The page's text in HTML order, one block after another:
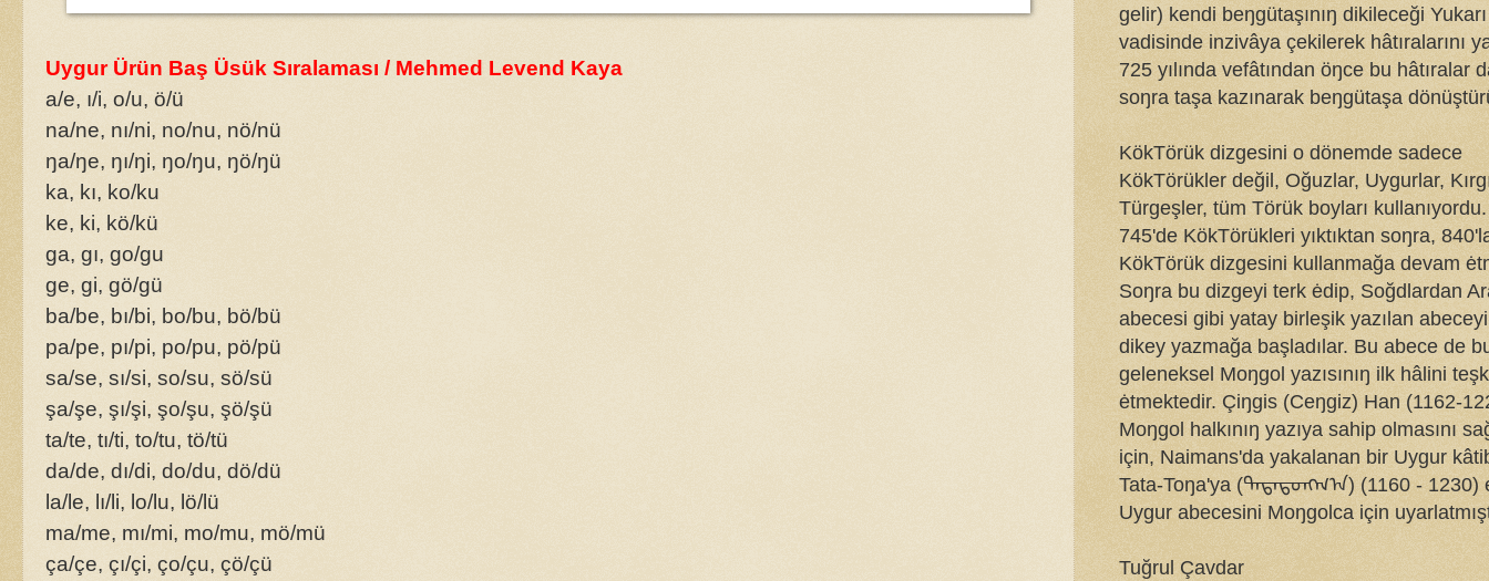
Uygur Ürün Baş Üsük Sıralaması / Mehmed Levend Kaya
a/e, ı/i, o/u, ö/ü
na/ne, nı/ni, no/nu, nö/nü
ŋa/ŋe, ŋı/ŋi, ŋo/ŋu, ŋö/ŋü
ka, kı, ko/ku
ke, ki, kö/kü
ga, gı, go/gu
ge, gi, gö/gü
ba/be, bı/bi, bo/bu, bö/bü
pa/pe, pı/pi, po/pu, pö/pü
sa/se, sı/si, so/su, sö/sü
şa/şe, şı/şi, şo/şu, şö/şü
ta/te, tı/ti, to/tu, tö/tü
da/de, dı/di, do/du, dö/dü
la/le, lı/li, lo/lu, lö/lü
ma/me, mı/mi, mo/mu, mö/mü
ça/çe, çı/çi, ço/çu, çö/çü
gelir) kendi beŋgütaşınıŋ dikileceği
vadisinde inzivâya çekilerek hâtıralarını
725 yılında vefâtından öŋce bu hâtıralar
soŋra taşa kazınarak beŋgütaşa
KökTörük dizgesini o dönemde sadece
KökTörükler değil, Oğuzlar, Uygurlar,
Türgeşler, tüm Törük boyları
745'de KökTörükleri yıktıktan soŋra,
KökTörük dizgesini kullanmağa devam
Soŋra bu dizgeyi terk ėdip, Soğdlardan
abecesi gibi yatay birleşik yazılan abeceyi
dikey yazmağa başladılar. Bu abece de
geleneksel Moŋgol yazısınıŋ ilk hâlini
ėtmektedir. Çiŋgis (Ceŋgiz) Han (1162-
Moŋgol halkınıŋ yazıya sahip olmasını
için, Naimans'da yakalanan bir Uygur
Tata-Toŋa'ya (ᠲᠠᠲᠠᠲᠤᠩᠭ᠎ᠠ) (1160 - 1230)
Uygur abecesini Moŋgolca için
Tuğrul Çavdar